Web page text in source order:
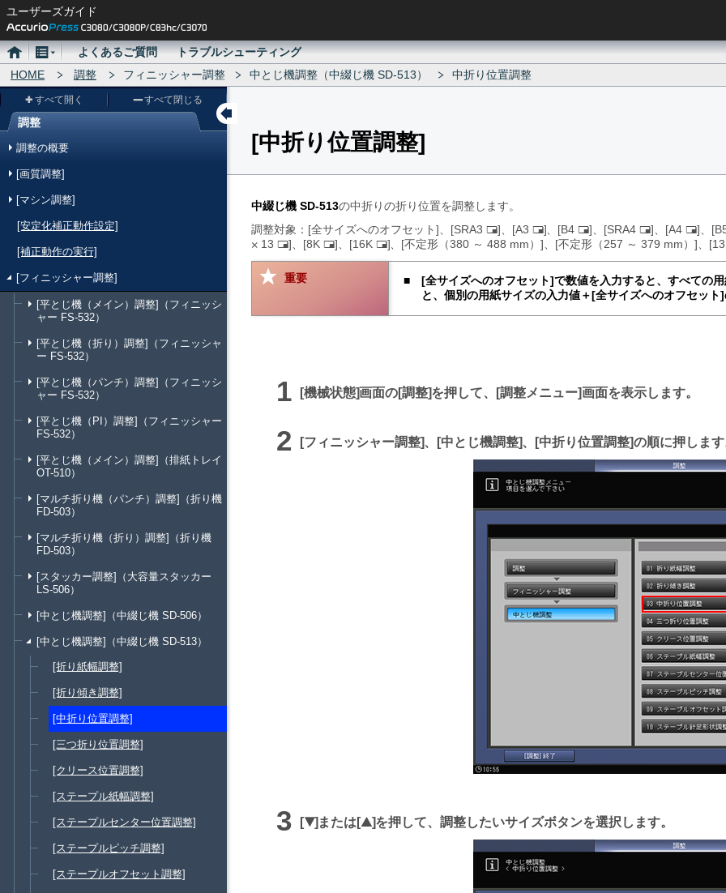
ユーザーズガイド
ホ
ー
メ
ニ
ュ
ー
よくあるご質問
トラブルシューティング
HOME
調整 フィニッシャー調整 中とじ機調整（中綴じ機 SD-513） 中折り位置調整
メ
ー
調整
すべて開く すべて閉じる
調整の概要
[画質調整]
[マシン調整]
[安定化補正動作設定]
[補正動作の実行]
[フィニッシャー調整]
[平とじ機（メイン）調整]（フィニッシ
ャー FS-532）
[平とじ機（折り）調整]（フィニッシャ
ー FS-532）
[平とじ機（パンチ）調整]（フィニッシ
ャー FS-532）
[平とじ機（PI）調整]（フィニッシャー
FS-532）
[平とじ機（メイン）調整]（排紙トレイ
OT-510）
[マルチ折り機（パンチ）調整]（折り機
FD-503）
[マルチ折り機（折り）調整]（折り機
FD-503）
[スタッカー調整]（大容量スタッカー
LS-506）
[中とじ機調整]（中綴じ機 SD-506）
[中とじ機調整]（中綴じ機 SD-513）
[折り紙幅調整]
[折り傾き調整]
[中折り位置調整]
[三つ折り位置調整]
[クリース位置調整]
[ステープル紙幅調整]
[ステープルセンター位置調整]
[ステープルピッチ調整]
[ステープルオフセット調整]
中折り位置調整
中綴じ機 SD-513の中折りの折り位置を調整します。
調整対象：
全サイズへのオフセット SRA3
た
て
つ
う
し
A3
た
て
つ
う
し
B4
た
て
つ
う
し
SRA4
た
て
つ
う
し
A4
た
て
つ
う
し
13
た
て
つ
8K
た
て
16K
た
て
不定形（380 ～ 488 mm） 不定形（257 ～ 379 mm）
重要 全サイズへのオフセット で数値を入力すると、すべての
と、個別の用紙サイズの入力値＋ 全サイズへのオフセット
機械状態 画面の 調整 を押して、 調整メニュー 画面を表示します。
フィニッシャー調整 、 中とじ機調整 、 中折り位置調整 の順に押しま
ダまたは
ア
を押して、調整したいサイズボタンを選択します。